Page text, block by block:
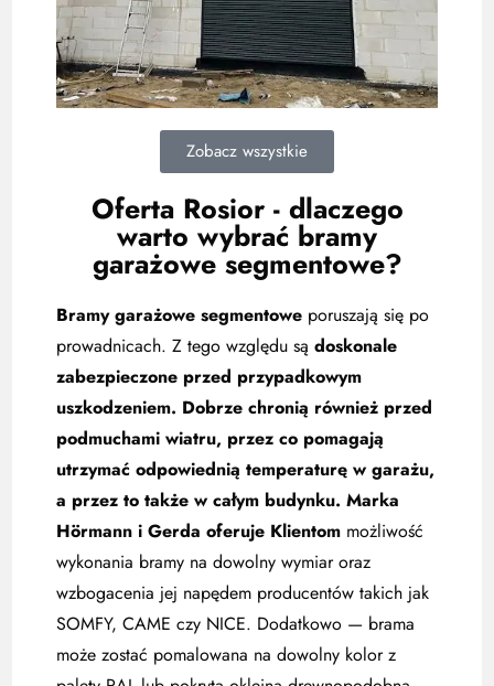
Zobacz wszystkie
Oferta Rosior - dlaczego
warto wybrać bramy
garażowe segmentowe?
Bramy garażowe segmentowe poruszają się po
prowadnicach. Z tego względu sądoskonale
zabezpieczone przed przypadkowym
uszkodzeniem. Dobrze chronią również przed
podmuchami wiatru, przez co pomagają
utrzymać odpowiednią temperaturę w garażu,
a przez to także w całym budynku. Marka
Hörmann i Gerda oferuje Klientom możliwość
wykonania bramy na dowolny wymiar oraz
wzbogacenia jej napędem producentów takich jak
SOMFY, CAME czy NICE. Dodatkowo — brama
może zostać pomalowana na dowolny kolor z